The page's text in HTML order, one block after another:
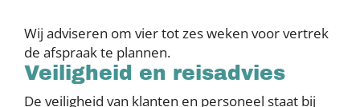
Wij adviseren om vier tot zes weken voor vertrek
de afspraak te plannen.
Veiligheid en reisadvies
De veiligheid van klanten en personeel staat bij